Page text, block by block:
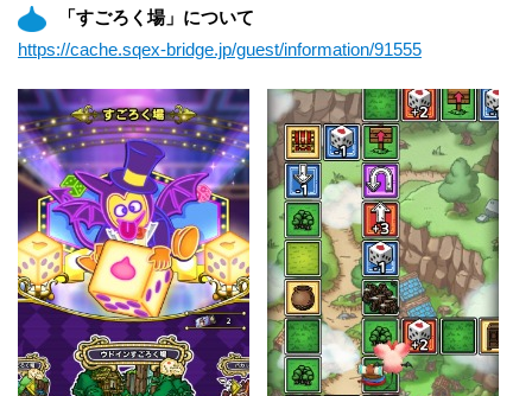
「すごろく場」について
https://cache.sqex-bridge.jp/guest/information/91555